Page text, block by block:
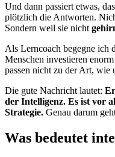
Und dann passiert etwas,
plötzlich die Antworten.
Sondern weil sie nicht
Als Lerncoach begegne ich
Menschen investieren
passen nicht zu der Art, wie
Die gute Nachricht lautet:
der Intelligenz. Es ist vor
Strategie. Genau darum
Was bedeutet